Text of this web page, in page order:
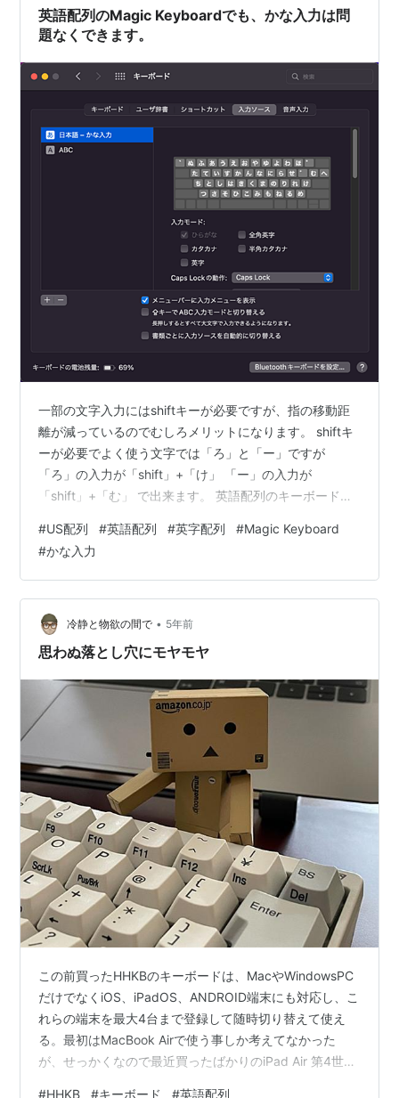
い。。。 元旦昼過ぎから、夫と私それぞれの実家へご挨
拶まわりです。 家にいてもね〜、夫と…
英語配列のMagic Keyboardでも、かな入力は問
題なくできます。
一部の文字入力にはshiftキーが必要ですが、指の移動距
離が減っているのでむしろメリットになります。 shiftキ
ーが必要でよく使う文字では「ろ」と「ー」ですが
「ろ」の入力が「shift」+「け」 「ー」の入力が
「shift」+「む」 で出来ます。 英語配列のキーボードを
デメリットが大きいとあったのでローマ字入力で使えは
いいかと購入。 最初はローマ字入力で使っていました
が、キーを押すのが面倒でかな入力を覚えた身として
は、いまさらローマ字入力に戻るのは無理でした。 試し
にかな入力で使ってみるとやっぱり快適。慣れるのに少
し時間がかかりますが、右手…
#US配列 #英語配列 #英字配列 #Magic Keyboard
#かな入力
冷静と物欲の間で • 5年前
思わぬ落とし穴にモヤモヤ
この前買ったHHKBのキーボードは、MacやWindowsPC
だけでなくiOS、iPadOS、ANDROID端末にも対応し、こ
れらの端末を最大4台まで登録して随時切り替えて使え
る。最初はMacBook Airで使う事しか考えてなかった
が、せっかくなので最近買ったばかりのiPad Air 第4世代
#HHKB #キーボード #英語配列